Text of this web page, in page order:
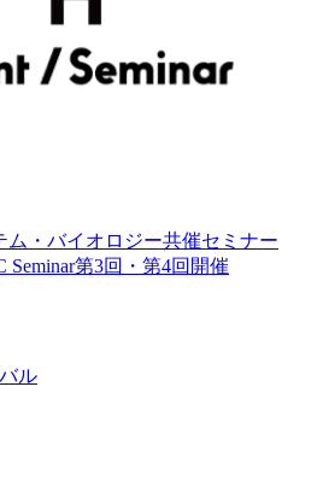
ム・バイオロジー共催セミナー
Seminar第3回・第4回開催
ル